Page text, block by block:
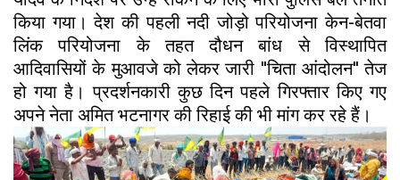
किया गया। देश की पहली नदी जोड़ो परियोजना केन-बेतवा
लिंक परियोजना के तहत दौधन बांध से विस्थापित
आदिवासियों के मुआवजे को लेकर जारी ''चिता आंदोलन'' तेज
हो गया है। प्रदर्शनकारी कुछ दिन पहले गिरफ्तार किए गए
अपने नेता अमित भटनागर की रिहाई की भी मांग कर रहे हैं।